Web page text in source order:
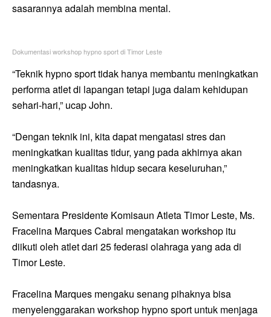
sasarannya adalah membina mental.
Dokumentasi workshop hypno sport di Timor Leste
“Teknik hypno sport tidak hanya membantu meningkatkan
performa atlet di lapangan tetapi juga dalam kehidupan
sehari-hari,” ucap John.
“Dengan teknik ini, kita dapat mengatasi stres dan
meningkatkan kualitas tidur, yang pada akhirnya akan
meningkatkan kualitas hidup secara keseluruhan,”
tandasnya.
Sementara Presidente Komisaun Atleta Timor Leste, Ms.
Fracelina Marques Cabral mengatakan workshop itu
diikuti oleh atlet dari 25 federasi olahraga yang ada di
Timor Leste.
Fracelina Marques mengaku senang pihaknya bisa
menyelenggarakan workshop hypno sport untuk menjaga